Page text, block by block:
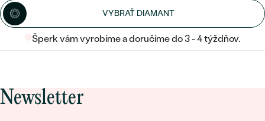
VYBRAŤ DIAMANT
Šperk vám vyrobíme a doručíme do 3 - 4 týždňov.
Newsletter